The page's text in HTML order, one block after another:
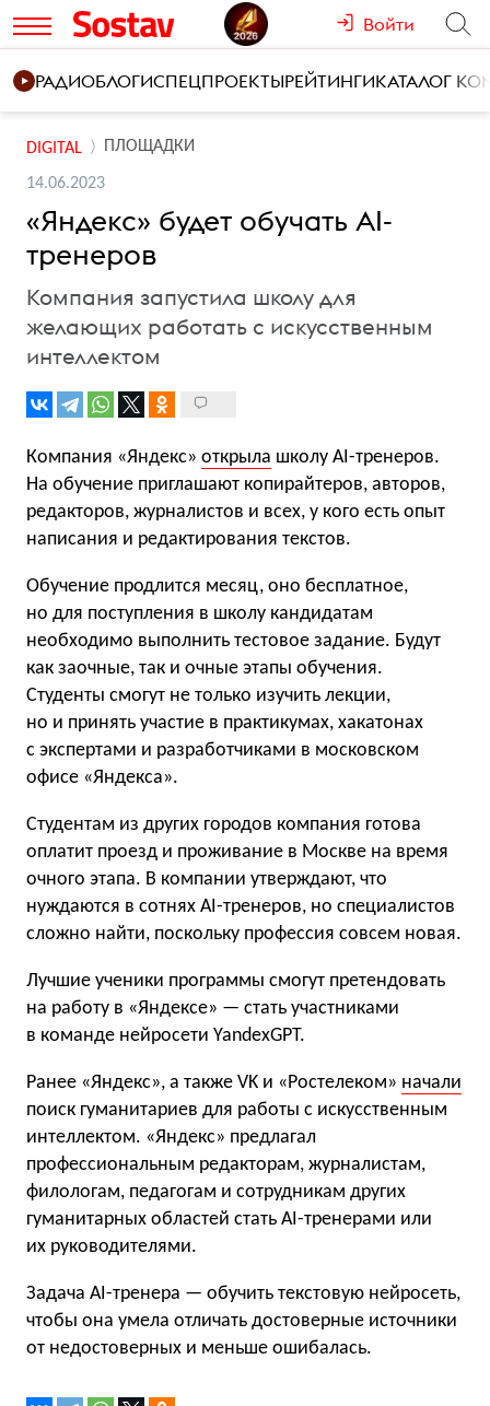
Войти
РАДИОБЛОГИСПЕЦПРОЕКТЫРЕЙТИНГИКАТАЛОГ
DIGITAL ПЛОЩАДКИ
14.06.2023
«Яндекс» будет обучать AI-
тренеров
Компания запустила школу для
желающих работать с искусственным
интеллектом
Компания «Яндекс» открыла школу AI-тренеров.
На обучение приглашают копирайтеров, авторов,
редакторов, журналистов и всех, у кого есть опыт
написания и редактирования текстов.
Обучение продлится месяц, оно бесплатное,
но для поступления в школу кандидатам
необходимо выполнить тестовое задание. Будут
как заочные, так и очные этапы обучения.
Студенты смогут не только изучить лекции,
но и принять участие в практикумах, хакатонах
с экспертами и разработчиками в московском
офисе «Яндекса».
Студентам из других городов компания готова
оплатит проезд и проживание в Москве на время
очного этапа. В компании утверждают, что
нуждаются в сотнях AI-тренеров, но специалистов
сложно найти, поскольку профессия совсем новая.
Лучшие ученики программы смогут претендовать
на работу в «Яндексе» — стать участниками
в команде нейросети YandexGPT.
Ранее «Яндекс», а также VK и «Ростелеком» начали
поиск гуманитариев для работы с искусственным
интеллектом. «Яндекс» предлагал
профессиональным редакторам, журналистам,
филологам, педагогам и сотрудникам других
гуманитарных областей стать AI-тренерами или
их руководителями.
Задача AI-тренера — обучить текстовую нейросеть,
чтобы она умела отличать достоверные источники
от недостоверных и меньше ошибалась.